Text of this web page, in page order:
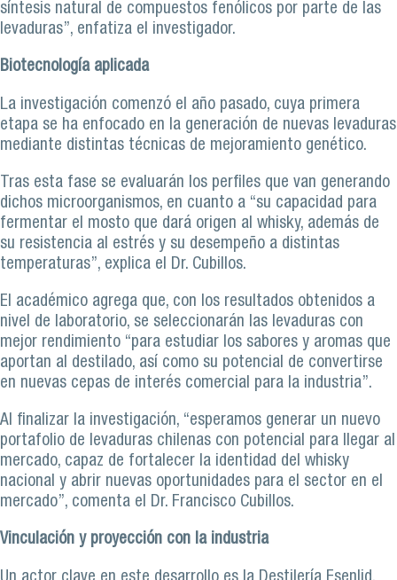
síntesis natural de compuestos fenólicos por parte de las
levaduras”, enfatiza el investigador.
Biotecnología aplicada
La investigación comenzó el año pasado, cuya primera
etapa se ha enfocado en la generación de nuevas levaduras
mediante distintas técnicas de mejoramiento genético.
Tras esta fase se evaluarán los perfiles que van generando
dichos microorganismos, en cuanto a “su capacidad para
fermentar el mosto que dará origen al whisky, además de
su resistencia al estrés y su desempeño a distintas
temperaturas”, explica el Dr. Cubillos.
El académico agrega que, con los resultados obtenidos a
nivel de laboratorio, se seleccionarán las levaduras con
mejor rendimiento “para estudiar los sabores y aromas que
aportan al destilado, así como su potencial de convertirse
en nuevas cepas de interés comercial para la industria”.
Al finalizar la investigación, “esperamos generar un nuevo
portafolio de levaduras chilenas con potencial para llegar al
mercado, capaz de fortalecer la identidad del whisky
nacional y abrir nuevas oportunidades para el sector en el
mercado”, comenta el Dr. Francisco Cubillos.
Vinculación y proyección con la industria